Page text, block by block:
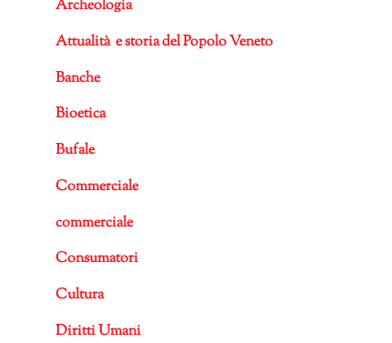
Archeologia
Attualità e storia del Popolo Veneto
Banche
Bioetica
Bufale
Commerciale
commerciale
Consumatori
Cultura
Diritti Umani